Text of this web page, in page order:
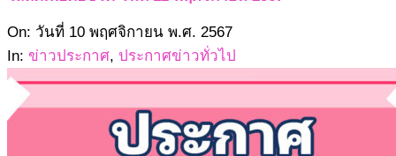
2567-
11-
10
On: วันที่ 10 พฤศจิกายน พ.ศ. 2567
In: ข่าวประกาศ, ประกาศข่าวทั่วไป